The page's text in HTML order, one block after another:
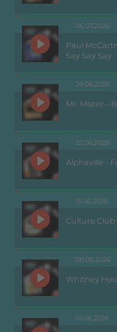
06.07.2026
Paul
Say Say Say
29.06.2026
Mr. Mister –
22.06.2026
Alphaville -
15.06.2026
Culture
08.06.2026
Whitney
01.06.2026